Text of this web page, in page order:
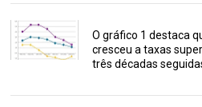
O gráfico 1 destaca
cresceu a taxas
três décadas